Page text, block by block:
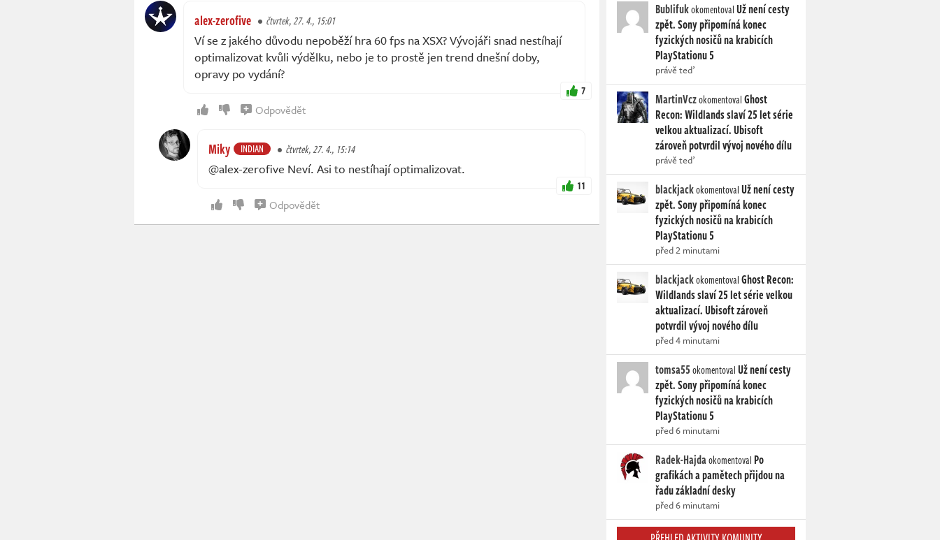
alex-zerofive čtvrtek, 27. 4., 15:01
Ví se z jakého důvodu nepoběží hra 60 fps na XSX? Vývojáři snad nestíhají
optimalizovat kvůli výdělku, nebo je to prostě jen trend dnešní doby,
opravy po vydání?
7
Odpovědět
Miky INDIAN čtvrtek, 27. 4., 15:14
@alex-zerofive Neví. Asi to nestíhají optimalizovat.
11
Odpovědět
BublifukokomentovalUž není cesty
zpět. Sony připomíná konec
fyzických nosičů na krabicích
PlayStationu 5
právě teď
MartinVczokomentovalGhost
Recon: Wildlands slaví 25 let série
velkou aktualizací. Ubisoft
zároveň potvrdil vývoj nového dílu
právě teď
blackjackokomentovalUž není cesty
zpět. Sony připomíná konec
fyzických nosičů na krabicích
PlayStationu 5
před 2 minutami
blackjackokomentovalGhost Recon:
Wildlands slaví 25 let série velkou
aktualizací. Ubisoft zároveň
potvrdil vývoj nového dílu
před 4 minutami
tomsa55okomentovalUž není cesty
zpět. Sony připomíná konec
fyzických nosičů na krabicích
PlayStationu 5
před 6 minutami
Radek-Hajdaokomentoval Po
grafikách a pamětech přijdou na
řadu základní desky
před 6 minutami